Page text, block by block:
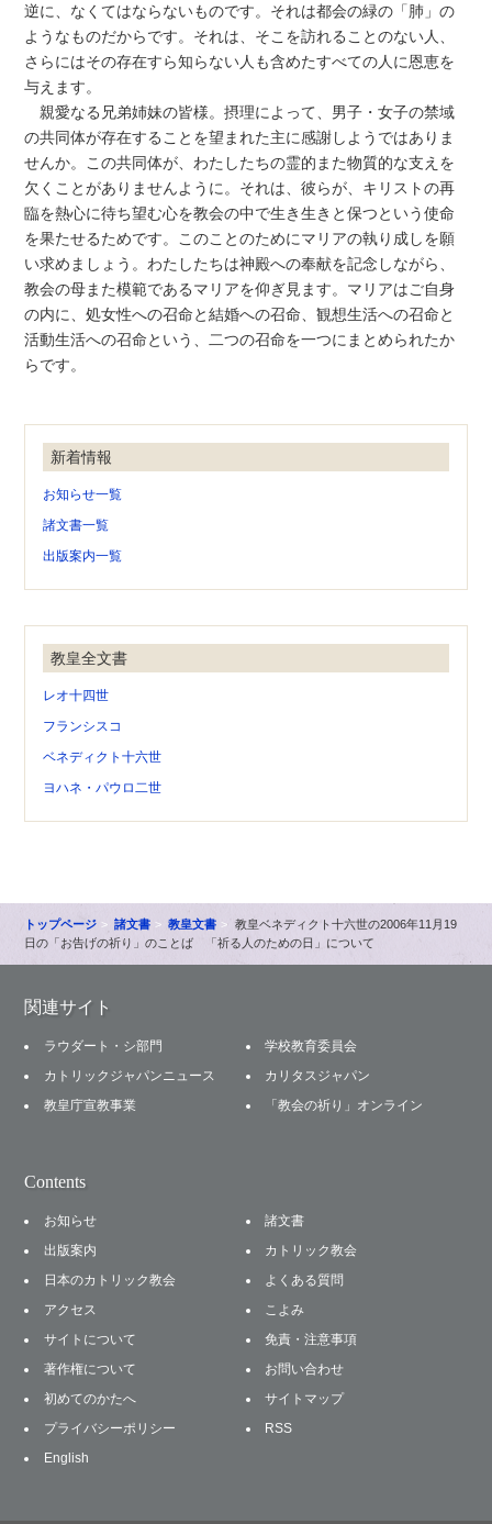
逆に、なくてはならないものです。それは都会の緑の「肺」の
ようなものだからです。それは、そこを訪れることのない人、
さらにはその存在すら知らない人も含めたすべての人に恩恵を
与えます。
親愛なる兄弟姉妹の皆様。摂理によって、男子・女子の禁域
の共同体が存在することを望まれた主に感謝しようではありま
せんか。この共同体が、わたしたちの霊的また物質的な支えを
欠くことがありませんように。それは、彼らが、キリストの再
臨を熱心に待ち望む心を教会の中で生き生きと保つという使命
を果たせるためです。このことのためにマリアの執り成しを願
い求めましょう。わたしたちは神殿への奉献を記念しながら、
教会の母また模範であるマリアを仰ぎ見ます。マリアはご自身
の内に、処女性への召命と結婚への召命、観想生活への召命と
活動生活への召命という、二つの召命を一つにまとめられたか
らです。
新着情報
お知らせ一覧
諸文書一覧
出版案内一覧
教皇全文書
レオ十四世
フランシスコ
ベネディクト十六世
ヨハネ・パウロ二世
トップページ 諸文書 教皇文書
教皇ベネディクト十六世の2006年11月19
日の「お告げの祈り」のことば 「祈る人のための日」について
関連サイト
ラウダート・シ部門
学校教育委員会
カトリックジャパンニュース
カリタスジャパン
教皇庁宣教事業
「教会の祈り」オンライン
Contents
お知らせ
諸文書
出版案内
カトリック教会
日本のカトリック教会
よくある質問
アクセス
こよみ
サイトについて
免責・注意事項
著作権について
お問い合わせ
初めてのかたへ
サイトマップ
プライバシーポリシー
RSS
English